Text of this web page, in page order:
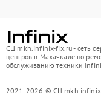
СЦ mkh.infinix-fix.ru - сеть
центров в Махачкале по
обслуживанию техники
2021-2026 © СЦ